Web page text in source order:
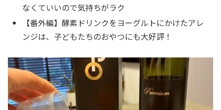
なくていいので気持ちがラク
【番外編】酵素ドリンクをヨーグルトにかけたアレ
ンジは、子どもたちのおやつにも大好評！